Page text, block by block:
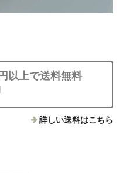
以上で送料無料
詳しい送料はこちら